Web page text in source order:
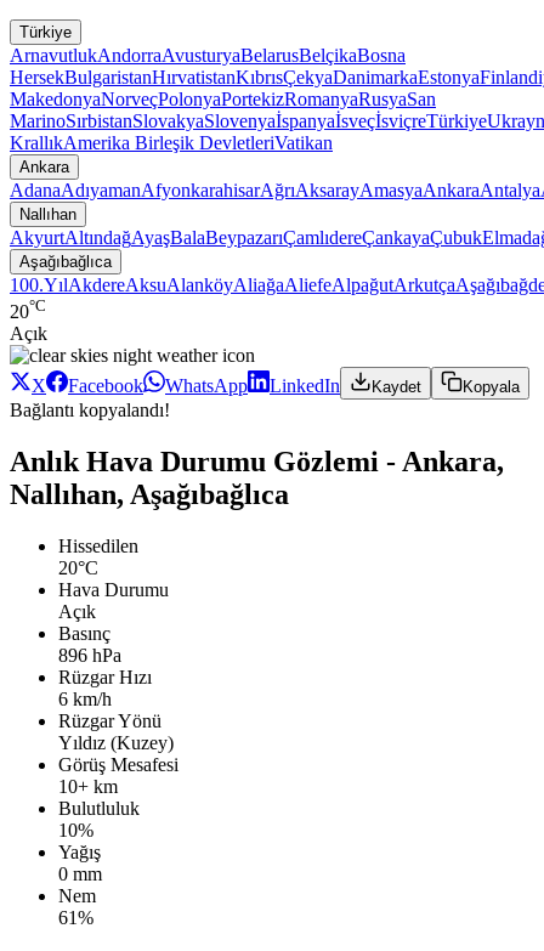
Türkiye
ArnavutlukAndorraAvusturyaBelarusBelçikaBosna
HersekBulgaristanHırvatistanKıbrısÇekyaDanimarkaEstonya
MakedonyaNorveçPolonyaPortekizRomanyaRusyaSan
MarinoSırbistanSlovakyaSlovenyaİspanyaİsveçİsviçreTürkiye
KrallıkAmerika Birleşik DevletleriVatikan
Ankara
AdanaAdıyamanAfyonkarahisarAğrıAksarayAmasyaAnkaraAntalya
Nallıhan
AkyurtAltındağAyaşBalaBeypazarıÇamlıdereÇankayaÇubuk
Aşağıbağlıca
100.YılAkdereAksuAlanköyAliağaAliefeAlpağutArkutça
20°C
Açık
X Facebook WhatsApp LinkedIn Kaydet Kopyala
Bağlantı kopyalandı!
Anlık Hava Durumu Gözlemi - Ankara,
Nallıhan, Aşağıbağlıca
Hissedilen
20°C
Hava Durumu
Açık
Basınç
896 hPa
Rüzgar Hızı
6 km/h
Rüzgar Yönü
Yıldız (Kuzey)
Görüş Mesafesi
10+ km
Bulutluluk
10%
Yağış
0 mm
Nem
61%